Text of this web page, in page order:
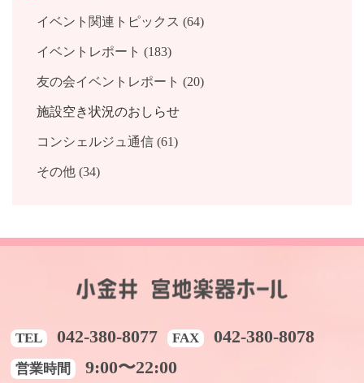
2018年1月 (1)
2017年2月 (1)
2016年4月 (1)
2016年2月 (1)
2016年1月 (3)
2015年5月 (2)
2015年3月 (3)
2015年2月 (2)
2015年1月 (1)
2014年3月 (6)
2014年1月 (3)
2013年7月 (1)
2013年4月 (1)
2013年2月 (1)
2013年1月 (2)
2012年7月 (1)
イベント関連トピックス (64)
イベントレポート (183)
友の会イベントレポート (20)
施設空き状況のおしらせ
コンシェルジュ通信 (61)
その他 (34)
TEL 042-380-8077 FAX 042-380-8078
営業時間 9:00〜22:00